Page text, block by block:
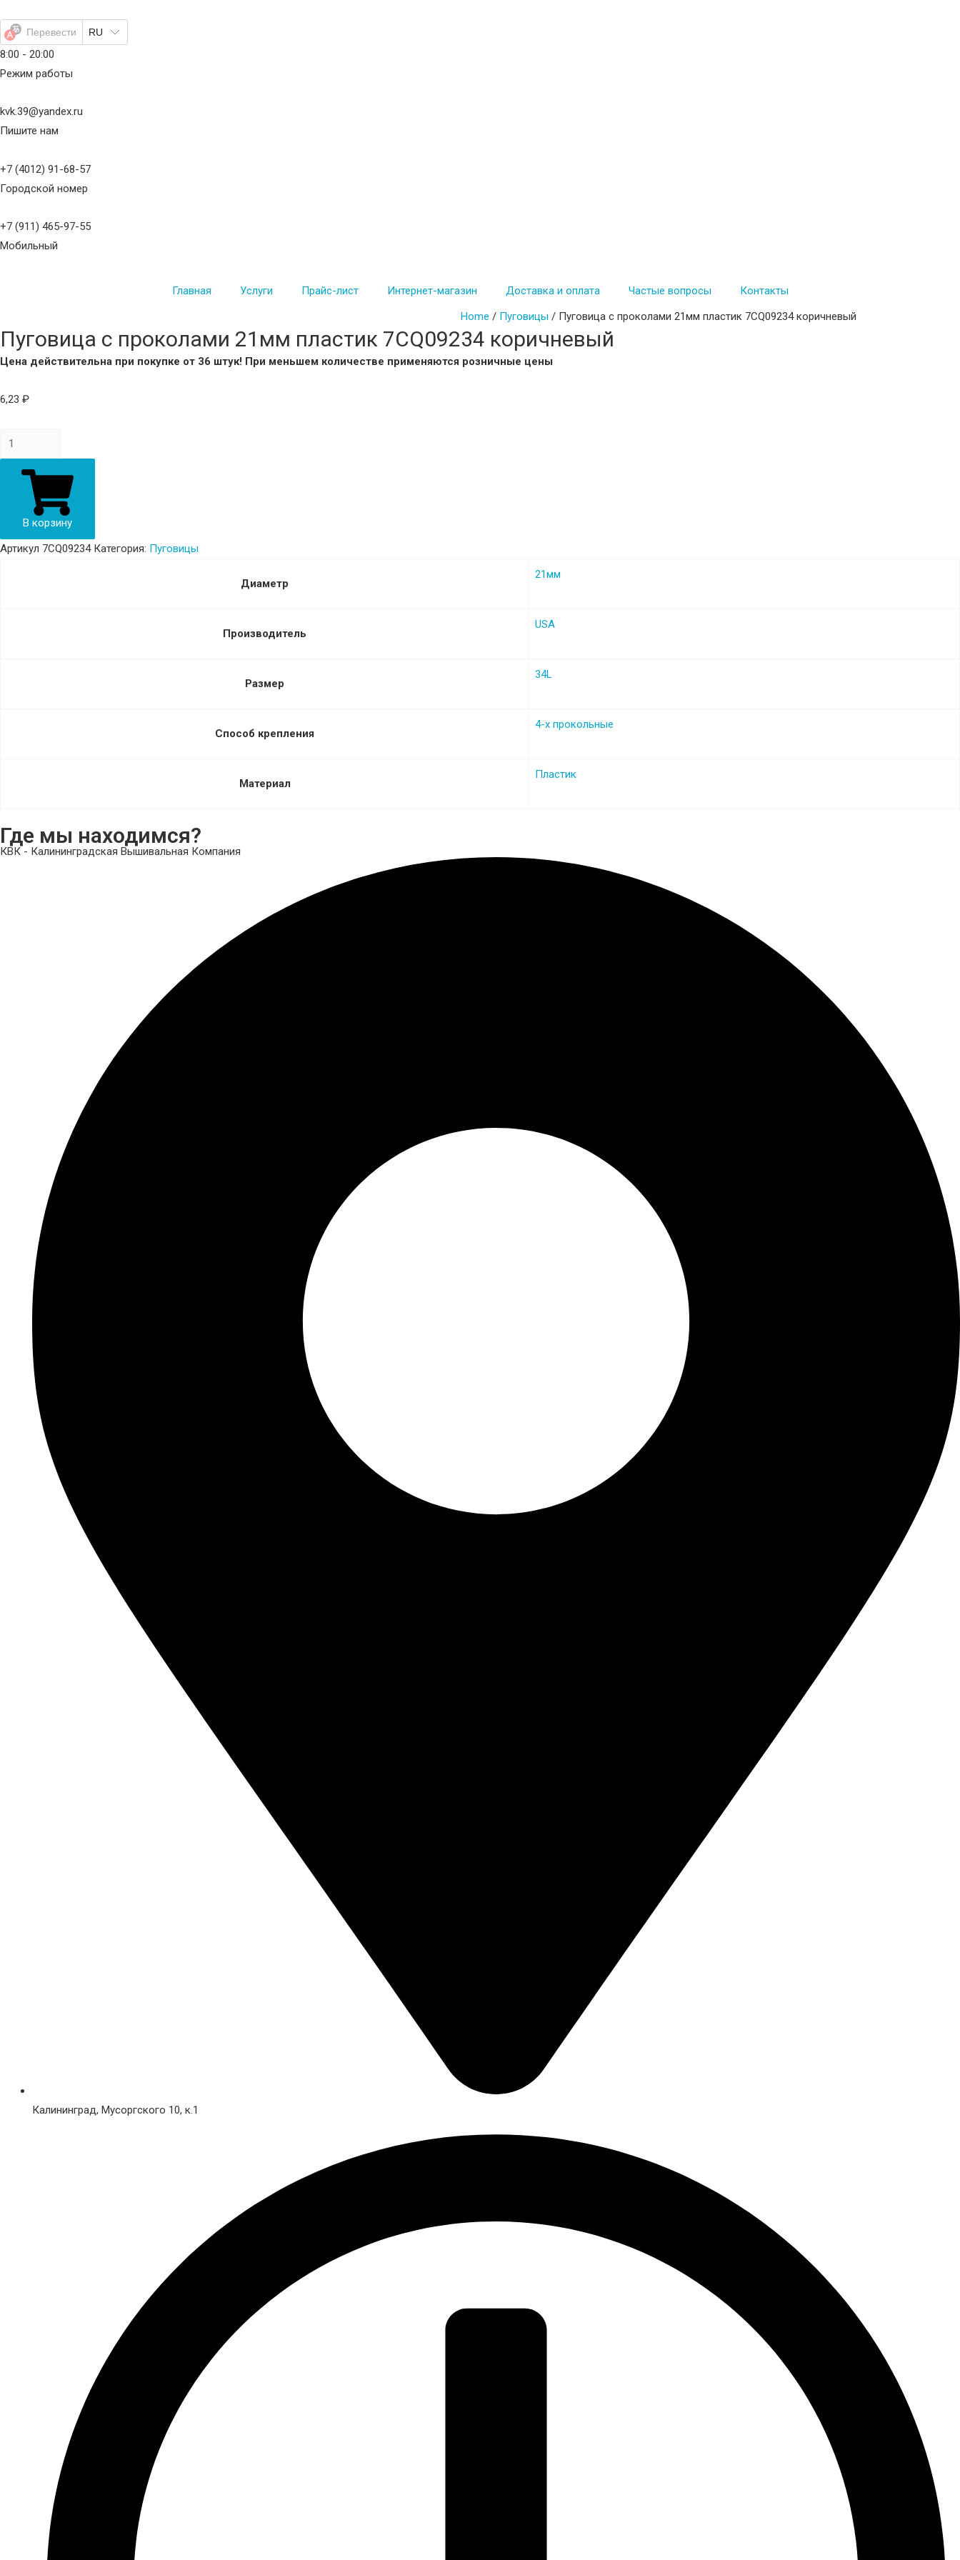
содержимому
Перевести RU
8:00 - 20:00
Режим работы
kvk.39@yandex.ru
Пишите нам
+7 (4012) 91-68-57
Городской номер
+7 (911) 465-97-55
Мобильный
Главная Услуги Прайс-лист Интернет-магазин Доставка и оплата Частые вопросы
Контакты
Home / Пуговицы / Пуговица с проколами 21мм пластик 7CQ09234 коричневый
Пуговица с проколами 21мм пластик 7CQ09234 коричневый
Цена действительна при покупке от 36 штук! При меньшем количестве применяются розничные цены
6,23 ₽
Пуговица
с
проколами
пластик
коричневый
В корзину
Артикул 7CQ09234 Категория: Пуговицы
Диаметр
21мм
Производитель
USA
Размер
34L
Способ крепления
4-х прокольные
Материал
Пластик
Где мы находимся?
КВК - Калининградская Вышивальная Компания
Калининград, Мусоргского 10, к.1